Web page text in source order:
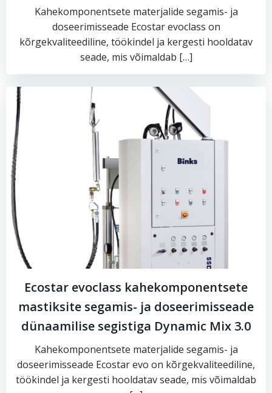
Kahekomponentsete materjalide segamis- ja
doseerimisseade Ecostar evoclass on
kõrgekvaliteediline, töökindel ja kergesti hooldatav
seade, mis võimaldab […]
Ecostar evoclass kahekomponentsete
mastiksite segamis- ja doseerimisseade
dünaamilise segistiga Dynamic Mix 3.0
Kahekomponentsete materjalide segamis- ja
doseerimisseade Ecostar evo on kõrgekvaliteediline,
töökindel ja kergesti hooldatav seade, mis võimaldab